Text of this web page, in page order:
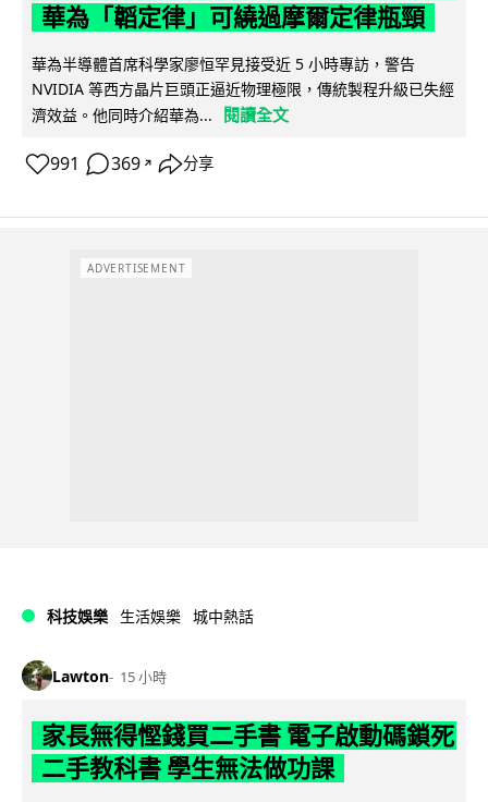
華為「韜定律」可繞過摩爾定律瓶頸
華為半導體首席科學家廖恒罕見接受近 5 小時專訪，警告
NVIDIA 等西方晶片巨頭正逼近物理極限，傳統製程升級已失經
濟效益。他同時介紹華為...
閱讀全文
991 369 ↗ 分享
ADVERTISEMENT
科技娛樂 生活娛樂 城中熱話
Lawton 15 小時
家長無得慳錢買二手書 電子啟動碼鎖死
二手教科書 學生無法做功課